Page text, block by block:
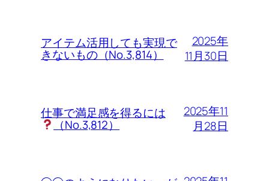
アイテム活用しても実現で
きないもの（No.3,814）
2025年
11月30日
仕事で満足感を得るには
（No.3,812）
2025年11
月28日